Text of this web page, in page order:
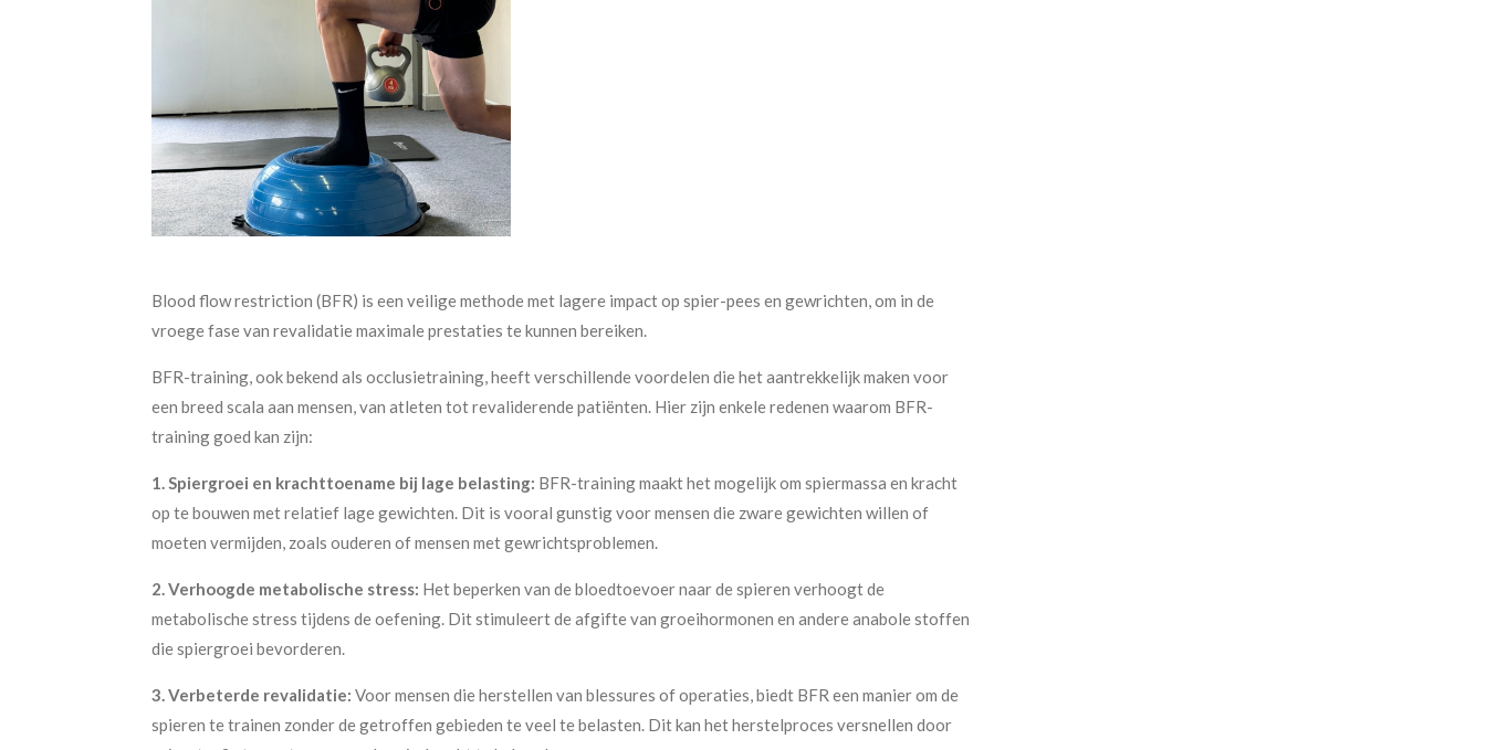
Blood flow restriction (BFR) is een veilige methode met lagere impact op spier-pees en gewrichten, om in de
vroege fase van revalidatie maximale prestaties te kunnen bereiken.
BFR-training, ook bekend als occlusietraining, heeft verschillende voordelen die het aantrekkelijk maken voor
een breed scala aan mensen, van atleten tot revaliderende patiënten. Hier zijn enkele redenen waarom BFR-
training goed kan zijn:
1. Spiergroei en krachttoename bij lage belasting: BFR-training maakt het mogelijk om spiermassa en kracht
op te bouwen met relatief lage gewichten. Dit is vooral gunstig voor mensen die zware gewichten willen of
moeten vermijden, zoals ouderen of mensen met gewrichtsproblemen.
2. Verhoogde metabolische stress: Het beperken van de bloedtoevoer naar de spieren verhoogt de
metabolische stress tijdens de oefening. Dit stimuleert de afgifte van groeihormonen en andere anabole stoffen
die spiergroei bevorderen.
3. Verbeterde revalidatie: Voor mensen die herstellen van blessures of operaties, biedt BFR een manier om de
spieren te trainen zonder de getroffen gebieden te veel te belasten. Dit kan het herstelproces versnellen door